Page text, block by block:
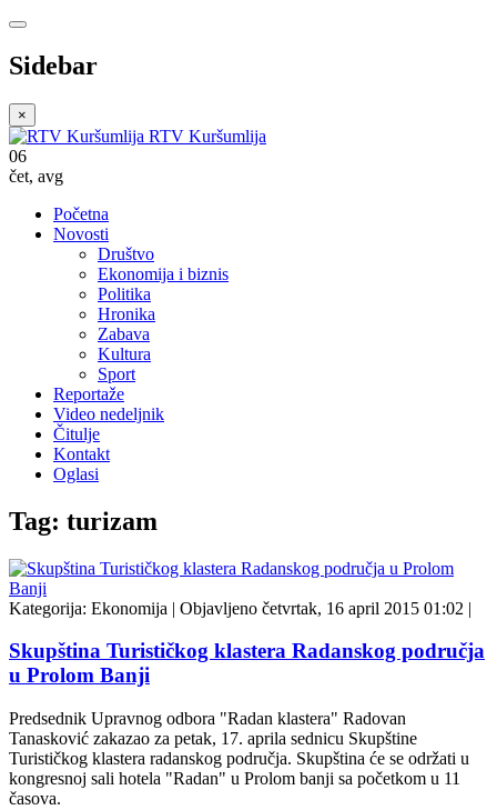
Sidebar
×
RTV Kuršumlija
06
čet, avg
Početna
Novosti
Društvo
Ekonomija i biznis
Politika
Hronika
Zabava
Kultura
Sport
Reportaže
Video nedeljnik
Čitulje
Kontakt
Oglasi
Tag: turizam
Kategorija: Ekonomija | Objavljeno četvrtak, 16 april 2015 01:02 |
Skupština Turističkog klastera Radanskog područja
u Prolom Banji
Predsednik Upravnog odbora "Radan klastera" Radovan
Tanasković zakazao za petak, 17. aprila sednicu Skupštine
Turističkog klastera radanskog područja. Skupština će se održati u
kongresnoj sali hotela "Radan" u Prolom banji sa početkom u 11
časova.